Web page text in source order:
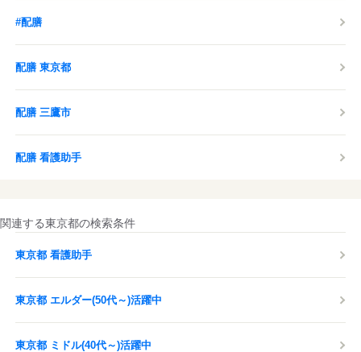
#配膳
配膳 東京都
配膳 三鷹市
配膳 看護助手
関連する東京都の検索条件
東京都 看護助手
東京都 エルダー(50代～)活躍中
東京都 ミドル(40代～)活躍中